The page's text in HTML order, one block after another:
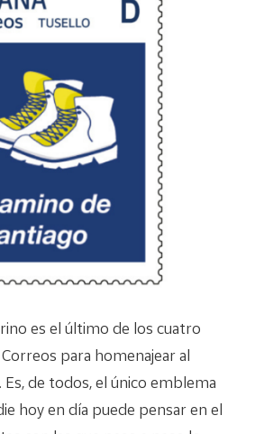
es el último de los cuatro
para homenajear al
Es, de todos, el único emblema
hoy en día puede pensar en el